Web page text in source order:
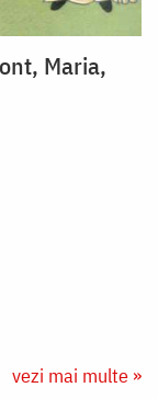
Maria,
vezi mai multe »